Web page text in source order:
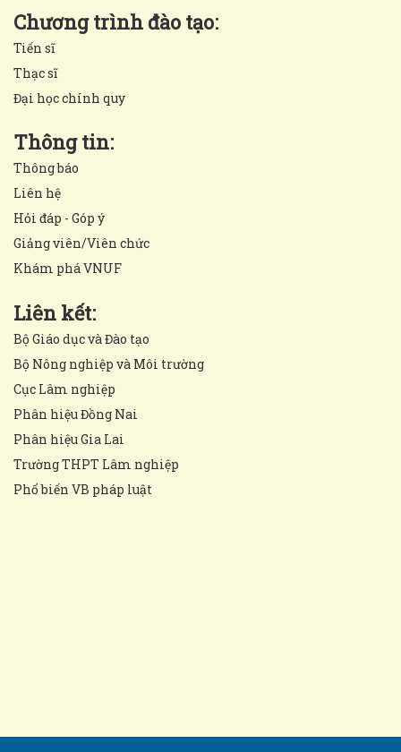
Chương trình đào tạo:
Tiến sĩ
Thạc sĩ
Đại học chính quy
Thông tin:
Thông báo
Liên hệ
Hỏi đáp - Góp ý
Giảng viên/Viên chức
Khám phá VNUF
Liên kết:
Bộ Giáo dục và Đào tạo
Bộ Nông nghiệp và Môi trường
Cục Lâm nghiệp
Phân hiệu Đồng Nai
Phân hiệu Gia Lai
Trường THPT Lâm nghiệp
Phổ biến VB pháp luật